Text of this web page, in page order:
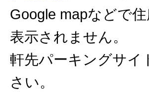
Google mapなどで
表示されません。
軒先パーキングサイ
さい。